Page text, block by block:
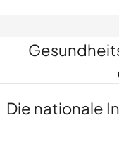
Die nationale